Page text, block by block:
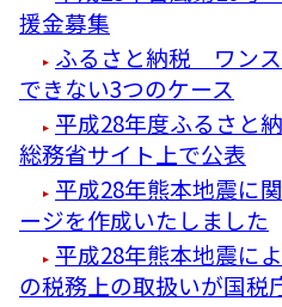
援金募集
ふるさと納税 ワン
できない3つのケース
平成28年度ふるさと
総務省サイト上で公表
平成28年熊本地震に
ージを作成いたしました
平成28年熊本地震に
の税務上の取扱いが国税